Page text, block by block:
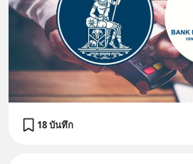
18 บันทึก